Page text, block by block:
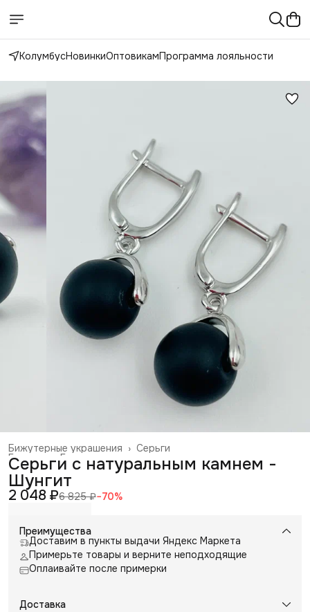
КолумбусНовинкиОптовикамПрограмма лояльности
Серьги
Бижутерные украшения ›
Галантерея и аксессуары
Главная ›
Серьги с натуральным камнем -
Шунгит
2 048 ₽6 825 ₽−70%
Преимущества
Доставим в пункты выдачи Яндекс Маркета
Примерьте товары и верните неподходящие
Оплаивайте после примерки
Доставка